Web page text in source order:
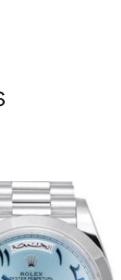
Original
price
was:
£1,032.00.
price
is: